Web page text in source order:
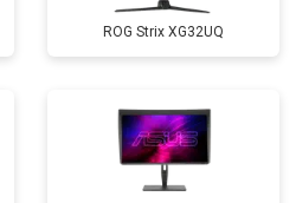
ROG Strix XG32UQ